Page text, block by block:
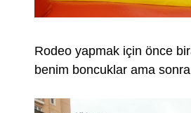
Rodeo yapmak için önce
benim boncuklar ama